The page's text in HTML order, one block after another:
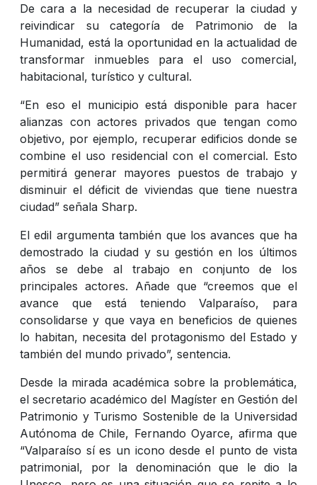
De cara a la necesidad de recuperar la ciudad y
reivindicar su categoría de Patrimonio de la
Humanidad, está la oportunidad en la actualidad de
transformar inmuebles para el uso comercial,
habitacional, turístico y cultural.
“En eso el municipio está disponible para hacer
alianzas con actores privados que tengan como
objetivo, por ejemplo, recuperar edificios donde se
combine el uso residencial con el comercial. Esto
permitirá generar mayores puestos de trabajo y
disminuir el déficit de viviendas que tiene nuestra
ciudad” señala Sharp.
El edil argumenta también que los avances que ha
demostrado la ciudad y su gestión en los últimos
años se debe al trabajo en conjunto de los
principales actores. Añade que “creemos que el
avance que está teniendo Valparaíso, para
consolidarse y que vaya en beneficios de quienes
lo habitan, necesita del protagonismo del Estado y
también del mundo privado”, sentencia.
Desde la mirada académica sobre la problemática,
el secretario académico del Magíster en Gestión del
Patrimonio y Turismo Sostenible de la Universidad
Autónoma de Chile, Fernando Oyarce, afirma que
“Valparaíso sí es un icono desde el punto de vista
patrimonial, por la denominación que le dio la